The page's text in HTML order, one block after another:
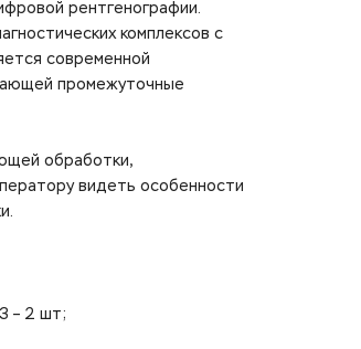
рентгенографии.
комплексов с
современной
промежуточные
обработки,
видеть особенности
– 2 шт;